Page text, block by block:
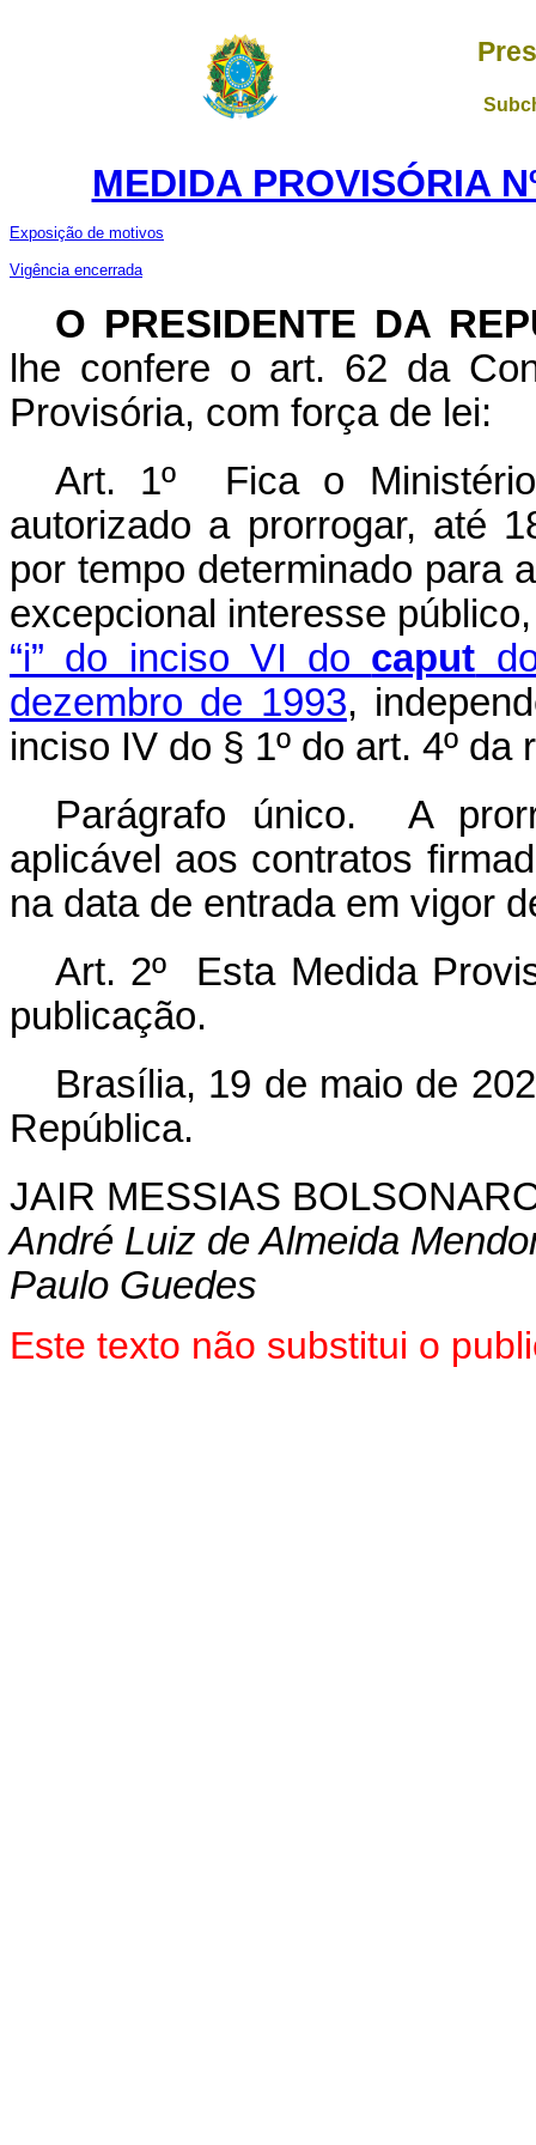
MEDIDA PROVISÓRIA
Exposição de motivos
Vigência encerrada
O PRESIDENTE DA
lhe confere o art. 62 da
Provisória, com força de lei:
Art. 1º Fica o
autorizado a prorrogar, até
por tempo determinado para
excepcional interesse
“i” do inciso VI do caput
dezembro de 1993,
inciso IV do § 1º do art. 4º da
Parágrafo único. A
aplicável aos contratos
na data de entrada em vigor
Art. 2º Esta Medida
publicação.
Brasília, 19 de maio de
República.
JAIR MESSIAS
André Luiz de Almeida
Paulo Guedes
Este texto não substitui o